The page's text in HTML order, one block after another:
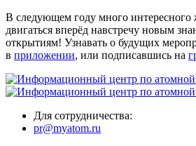
В следующем году много интересного
двигаться вперёд навстречу новым
открытиям! Узнавать о будущих
в приложении, или подписавшись на
Для сотрудничества:
pr@myatom.ru